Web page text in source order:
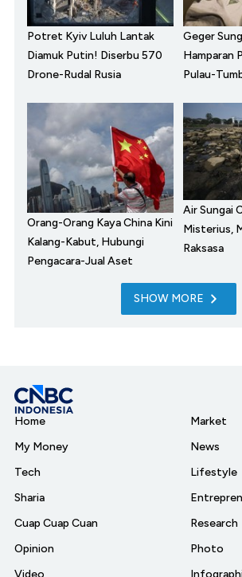
Potret Kyiv Luluh Lantak
Diamuk Putin! Diserbu 570
Drone-Rudal Rusia
Geger
Hamparan
Pulau-
Orang-Orang Kaya China Kini
Kalang-Kabut, Hubungi
Pengacara-Jual Aset
Air Sungai
Misterius,
Raksasa
SHOW MORE
Home
My Money
Tech
Sharia
Cuap Cuap Cuan
Opinion
Video
Market
News
Lifestyle
Research
Photo